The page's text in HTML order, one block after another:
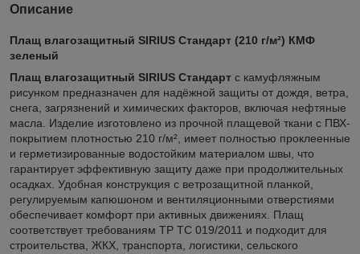
Описание
Плащ влагозащитный SIRIUS Стандарт (210 г/м²) КМФ
зеленый
Плащ влагозащитный SIRIUS Стандарт с камуфляжным
рисунком предназначен для надёжной защиты от дождя, ветра,
снега, загрязнений и химических факторов, включая нефтяные
масла. Изделие изготовлено из прочной плащевой ткани с ПВХ-
покрытием плотностью 210 г/м², имеет полностью проклеенные
и герметизированные водостойким материалом швы, что
гарантирует эффективную защиту даже при продолжительных
осадках. Удобная конструкция с ветрозащитной планкой,
регулируемым капюшоном и вентиляционными отверстиями
обеспечивает комфорт при активных движениях. Плащ
соответствует требованиям ТР ТС 019/2011 и подходит для
строительства, ЖКХ, транспорта, логистики, сельского